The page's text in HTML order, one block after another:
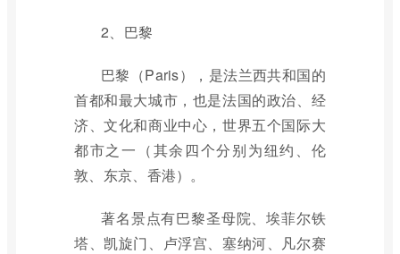
2、巴黎
巴黎（Paris），是法兰西共和国的
首都和最大城市，也是法国的政治、经
济、文化和商业中心，世界五个国际大
都市之一（其余四个分别为纽约、伦
敦、东京、香港）。
著名景点有巴黎圣母院、埃菲尔铁
塔、凯旋门、卢浮宫、塞纳河、凡尔赛